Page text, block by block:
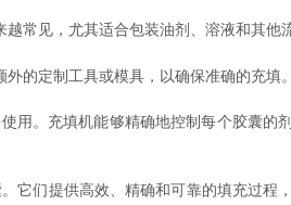
见，尤其适合包装油剂、溶液和其他
的定制工具或模具，以确保准确的充填。
。充填机能够精确地控制每个胶囊的
它们提供高效、精确和可靠的填充过程